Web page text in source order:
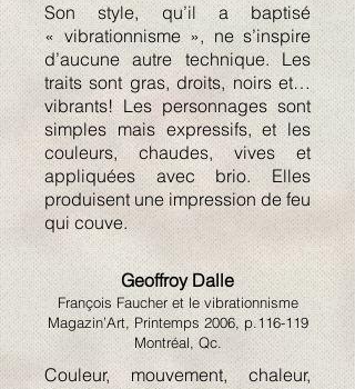
Son style, qu’il a baptisé
« vibrationnisme », ne s’inspire
d’aucune autre technique. Les
traits sont gras, droits, noirs et…
vibrants! Les personnages sont
simples mais expressifs, et les
couleurs, chaudes, vives et
appliquées avec brio. Elles
produisent une impression de feu
qui couve.
Geoffroy Dalle
François Faucher et le vibrationnisme
Magazin’Art, Printemps 2006, p.116-119
Montréal, Qc.
Couleur, mouvement, chaleur,